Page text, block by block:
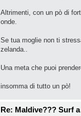
Altrimenti, con un pò di
onde.
Se tua moglie non ti
zelanda..
Una meta che puoi
insomma di tutto un pò!
Re: Maldive??? Surf